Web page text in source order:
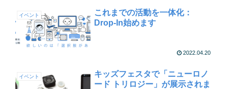
イベント
これまでの活動を一体化：
Drop-In始めます
2022.04.20
イベント
キッズフェスタで「ニューロノ
ード トリロジー」が展示されま